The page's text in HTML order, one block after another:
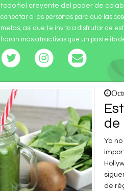
todo fiel creyente del poder de
conectar a las personas para que las
metas, así que te invito a disfrutar de
harán más atractivas que un pastelito
de
Ya
de